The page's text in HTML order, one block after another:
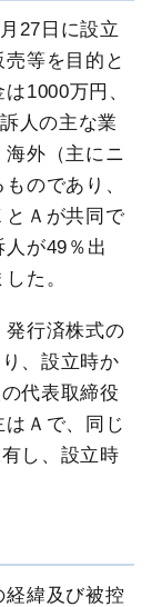
27日に設立
等を目的と
1000万円、
人の主な業
外（主にニ
のであり、
とＡが共同で
が49％出
た。
発行済株式の
、設立時か
代表取締役
Ａで、同じ
し、設立時
経緯及び被控